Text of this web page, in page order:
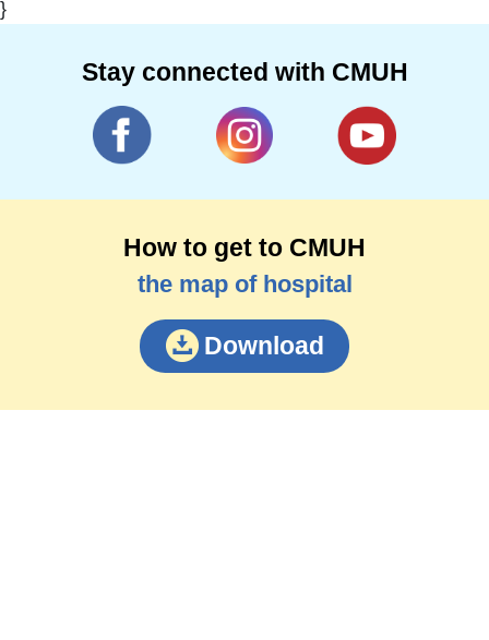
}
Stay connected with CMUH
How to get to CMUH
the map of hospital
Download